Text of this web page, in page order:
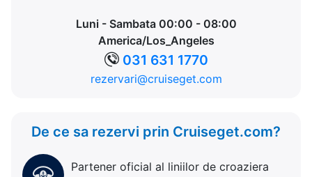
Luni - Sambata 00:00 - 08:00
America/Los_Angeles
031 631 1770
rezervari@cruiseget.com
De ce sa rezervi prin Cruiseget.com?
Partener oficial al liniilor de croaziera